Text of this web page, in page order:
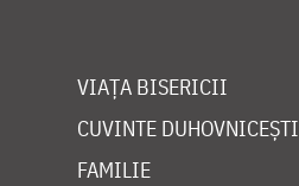
VIAȚA BISERICII
CUVINTE DUHOVNICEȘTI
FAMILIE